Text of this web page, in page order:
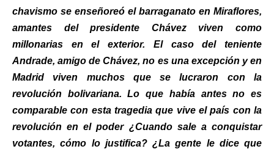
chavismo se enseñoreó el barraganato en Miraflores,
amantes del presidente Chávez viven como
millonarias en el exterior. El caso del teniente
Andrade, amigo de Chávez, no es una excepción y en
Madrid viven muchos que se lucraron con la
revolución bolivariana. Lo que había antes no es
comparable con esta tragedia que vive el país con la
revolución en el poder ¿Cuando sale a conquistar
votantes, cómo lo justifica? ¿La gente le dice que